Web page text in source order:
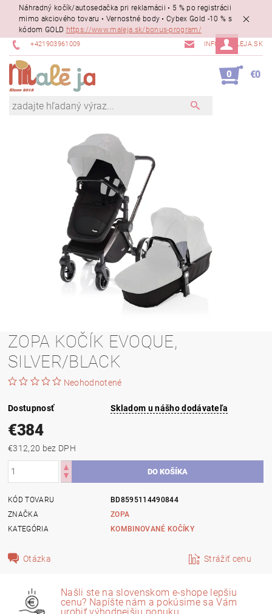
Náhradný kočík/autosedačka pri reklamácii • 5 % po registrácii
mimo akciového tovaru • Vernostné body • Cybex Gold -10 % s
kódom GOLD https://www.maleja.sk/bonus-program/
+421903961009 INFO@MALEJA.SK
0 €0
ZOPA KOČÍK EVOQUE,
SILVER/BLACK
Neohodnotené
Dostupnosť Skladom u nášho dodávateľa
€384
€312,20 bez DPH
KÓD TOVARU
BD8595114490844
ZNAČKA
ZOPA
KATEGÓRIA
KOMBINOVANÉ KOČÍKY
Otázka Strážiť cenu
Našli ste na slovenskom e-shope lepšiu
cenu? Napíšte nám a pokúsime sa Vám